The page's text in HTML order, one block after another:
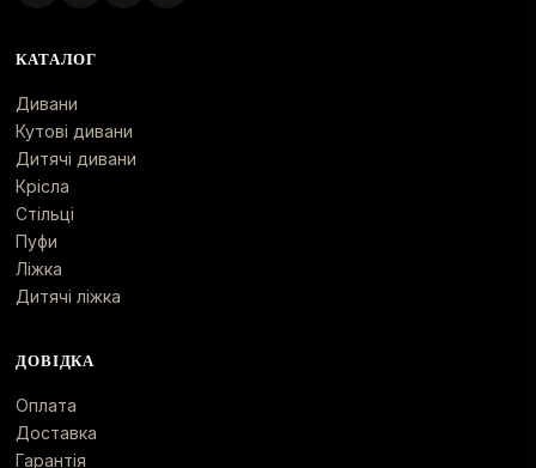
КАТАЛОГ
Дивани
Кутові дивани
Дитячі дивани
Крісла
Стільці
Пуфи
Ліжка
Дитячі ліжка
ДОВІДКА
Оплата
Доставка
Гарантія